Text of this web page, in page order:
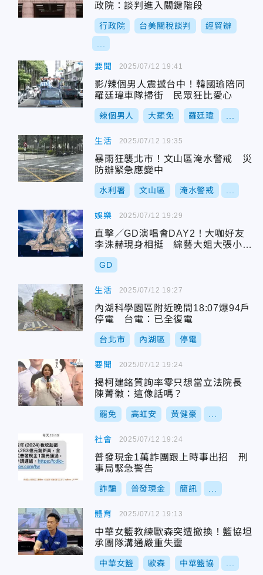
政院：談判進入關鍵階段
行政院 台美關稅談判 經貿辦
要聞
影/辣個男人震撼台中！韓國瑜陪同
羅廷瑋車隊掃街 民眾狂比愛心
辣個男人 大罷免 羅廷瑋
2025/07/12 19:41
生活
暴雨狂襲北市！文山區淹水警戒 災
防辦緊急應變中
水利署 文山區 淹水警戒
2025/07/12 19:35
娛樂
直擊／GD演唱會DAY2！大咖好友
李洙赫現身相挺 綜藝大姐大張小燕
也來了
GD
2025/07/12 19:29
生活
內湖科學園區附近晚間18:07爆94戶
停電 台電：已全復電
台北市 內湖區 停電
2025/07/12 19:27
要聞
揭柯建銘質詢率零只想當立法院長
陳菁徽：這像話嗎？
罷免 高虹安 黃健豪
2025/07/12 19:24
社會
普發現金1萬詐團跟上時事出招 刑
事局緊急警告
詐騙 普發現金 簡訊
2025/07/12 19:24
體育
中華女籃教練歐森突遭撤換！籃協坦
承團隊溝通嚴重失靈
中華女籃 歐森 中華籃協
2025/07/12 19:13